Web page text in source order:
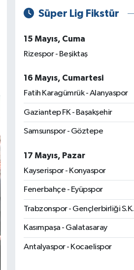
Süper Lig Fikstür
15 Mayıs, Cuma
Rizespor - Beşiktaş
16 Mayıs, Cumartesi
Fatih Karagümrük - Alanyaspor
Gaziantep FK - Başakşehir
Samsunspor - Göztepe
17 Mayıs, Pazar
Kayserispor - Konyaspor
Fenerbahçe - Eyüpspor
Trabzonspor - Gençlerbirliği S.K.
Kasımpaşa - Galatasaray
Antalyaspor - Kocaelispor